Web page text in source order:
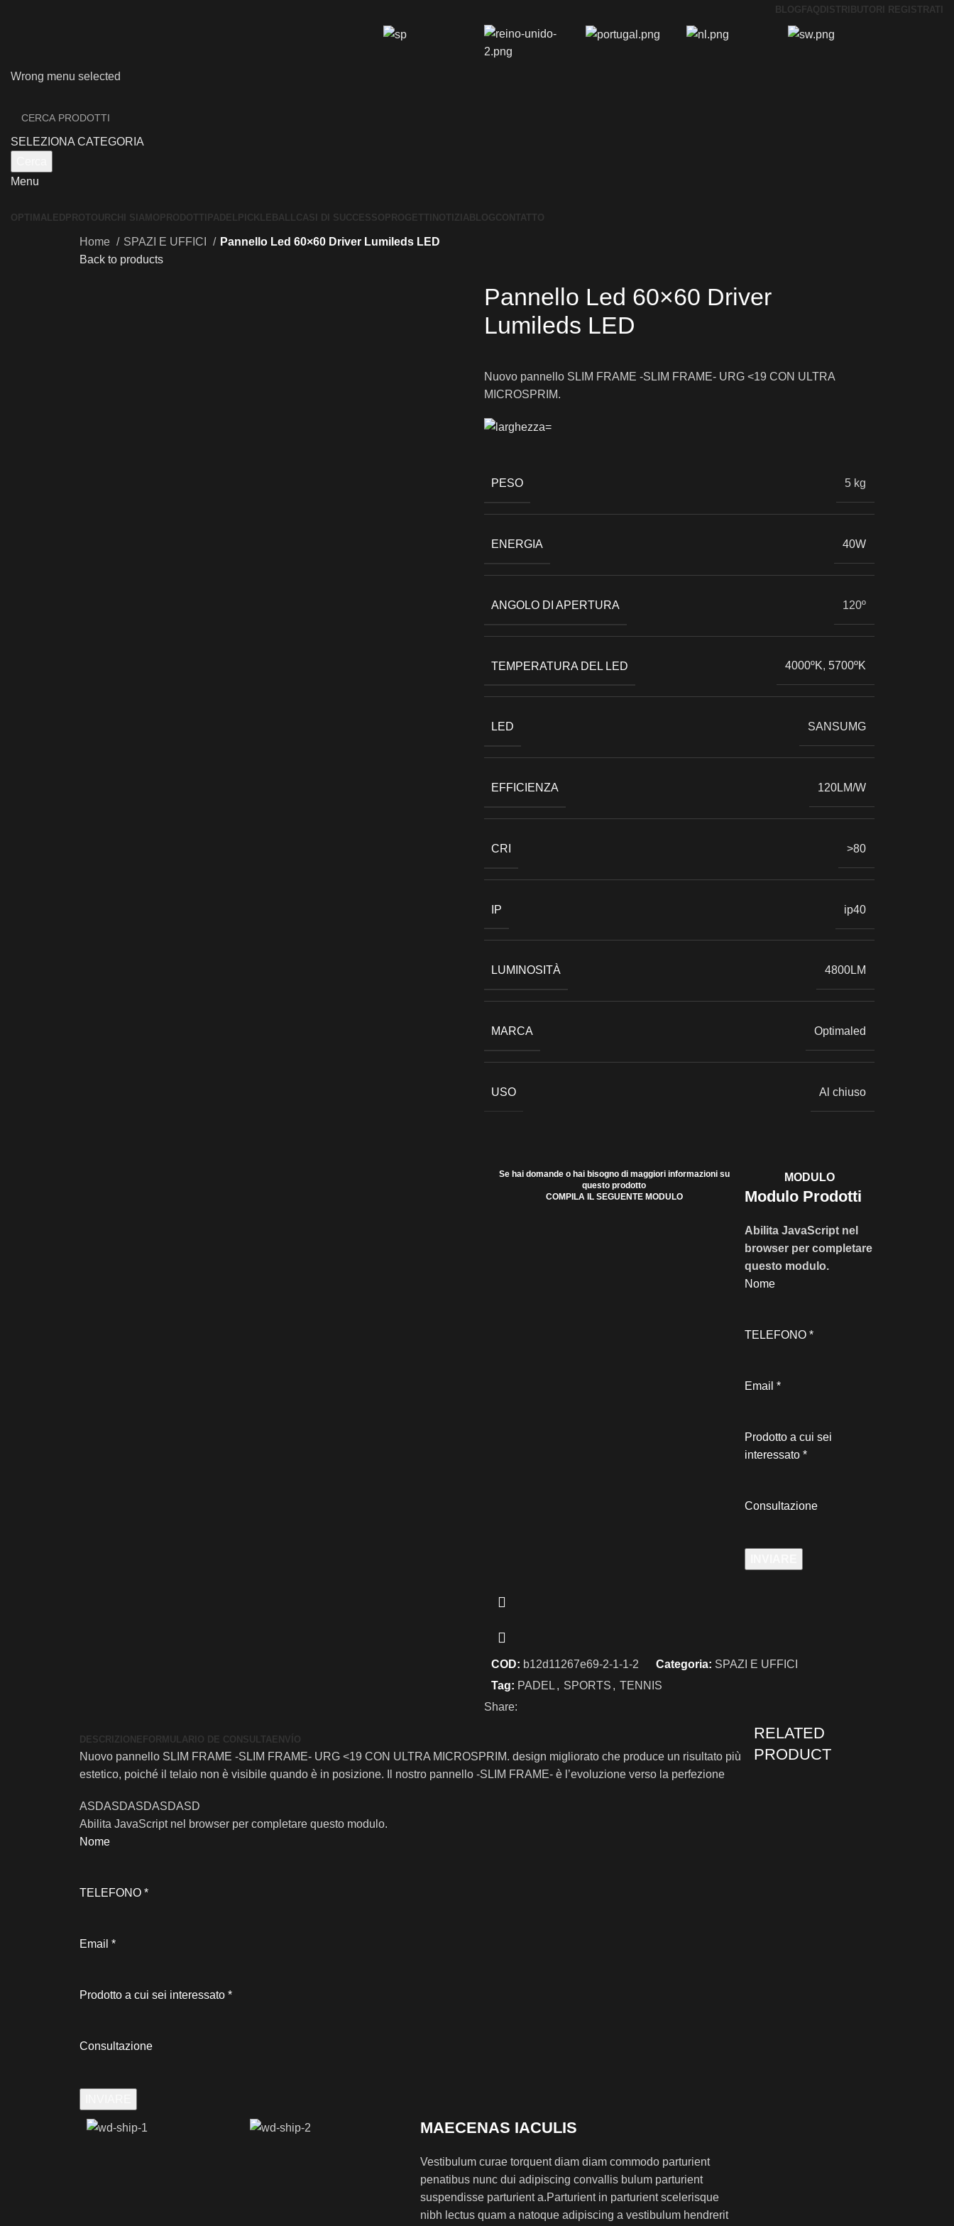
BLOG FAQ DISTRIBUTORI REGISTRATI
Wrong menu selected
SELEZIONA CATEGORIA
Menu
OPTIMALED PROTOUR CHI SIAMO PRODOTTI PADEL PICKLEBALLCASI DI SUCCESSO PROGETTI NOTIZIA BLOGCONTATTO
Home SPAZI E UFFICI
Pannello Led 60×60 Driver Lumileds LED
Back to products
Pannello Led 60×60 Driver
Lumileds LED
Nuovo pannello SLIM FRAME -SLIM FRAME- URG <19 CON ULTRA
MICROSPRIM.
PESO 5 kg
ENERGIA 40W
ANGOLO DI APERTURA 120º
TEMPERATURA DEL LED 4000ºK, 5700ºK
LED SANSUMG
EFFICIENZA 120LM/W
CRI >80
IP ip40
LUMINOSITÀ 4800LM
MARCA Optimaled
USO Al chiuso
Se hai domande o hai bisogno di maggiori informazioni su
questo prodotto
COMPILA IL SEGUENTE MODULO
MODULO
Modulo Prodotti
Abilita JavaScript nel
browser per completare
questo modulo.
Nome
TELEFONO *
Email *
Prodotto a cui sei
interessato *
Consultazione
COD: b12d11267e69-2-1-1-2 Categoria: SPAZI E UFFICI
Tag: PADEL , SPORTS , TENNIS
Share:
DESCRIZIONE FORMULARIO DE CONSULTA ENVÍO
Nuovo pannello SLIM FRAME -SLIM FRAME- URG <19 CON ULTRA MICROSPRIM. design migliorato che produce un risultato più
estetico, poiché il telaio non è visibile quando è in posizione. Il nostro pannello -SLIM FRAME- è l’evoluzione verso la perfezione
ASDASDASDASDASD
Abilita JavaScript nel browser per completare questo modulo.
Nome
TELEFONO *
Email *
Prodotto a cui sei interessato *
Consultazione
MAECENAS IACULIS
Vestibulum curae torquent diam diam commodo parturient
penatibus nunc dui adipiscing convallis bulum parturient
suspendisse parturient a.Parturient in parturient scelerisque
nibh lectus quam a natoque adipiscing a vestibulum hendrerit
RELATED
PRODUCT